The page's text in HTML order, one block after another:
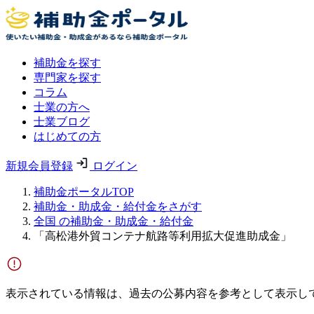
補助金を探す
専門家を探す
コラム
士業の方へ
士業ブログ
はじめての方
新規会員登録 ログイン
補助金ポータルTOP
補助金・助成金・給付金をさがす
全国 の補助金・助成金・給付金
「高松港外貿コンテナ航路等利用拡大促進助成金」
表示されている情報は、過去の公募内容を参考として表示し